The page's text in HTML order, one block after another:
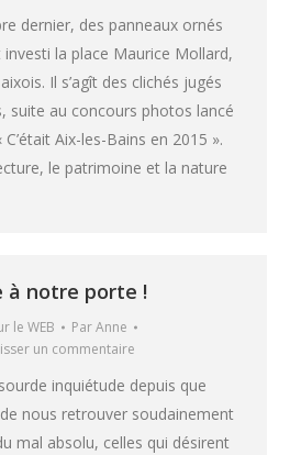
dernier, des panneaux ornés
la place Maurice Mollard,
Il s’agît des clichés jugés
suite au concours photos lancé
Aix-les-Bains en 2015 ».
le patrimoine et la nature
à notre porte !
le WEB ParAnne
un commentaire
inquiétude depuis que
nous retrouver soudainement
mal absolu, celles qui désirent